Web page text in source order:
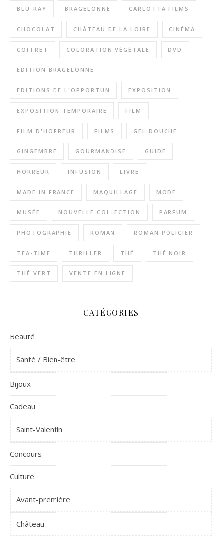
BLU-RAY BRAGELONNE CARLOTTA FILMS
CHOCOLAT CHÂTEAU DE LA LOIRE CINÉMA
COFFRET COLORATION VÉGÉTALE DVD
EDITION BRAGELONNE
EDITIONS DE L'OPPORTUN EXPOSITION
EXPOSITION TEMPORAIRE FILM
FILM D'HORREUR FILMS GEL DOUCHE
GINGEMBRE GOURMANDISE GUIDE
HORREUR INFUSION LIVRE
MADE IN FRANCE MAQUILLAGE MODE
MUSÉE NOUVELLE COLLECTION PARFUM
PHOTOGRAPHIE ROMAN ROMAN POLICIER
TEA-TIME THRILLER THÉ THÉ NOIR
THÉ VERT VENTE EN LIGNE
CATÉGORIES
Beauté
Santé / Bien-être
Bijoux
Cadeau
Saint-Valentin
Concours
Culture
Avant-première
Château